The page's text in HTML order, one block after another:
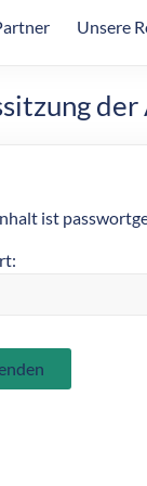
Unsere
ist